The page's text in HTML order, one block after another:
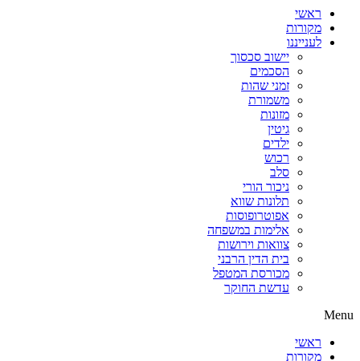
ראשי
מקורות
לענייננו
יישוב סכסוך
הסכמים
זמני שהות
משמורת
מזונות
גיטין
ילדים
רכוש
סלב
ניכור הורי
תלונות שווא
אפוטרופוסות
אלימות במשפחה
צוואות וירושות
בית הדין הרבני
מכורסת המטפל
עדשת החוקר
Menu
ראשי
מקורות